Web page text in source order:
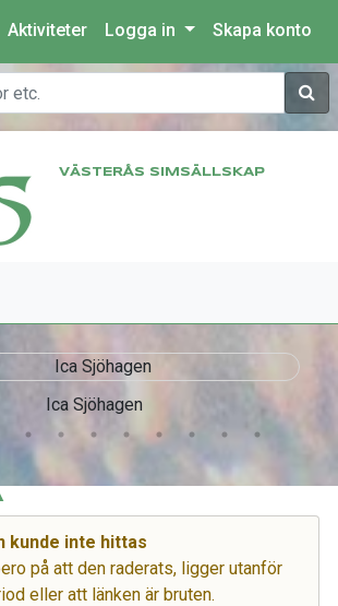
Aktiviteter Logga in Skapa konto
Sök
VÄSTERÅS SIMSÄLLSKAP
Ica Sjöhagen
kunde inte hittas
på att den raderats, ligger utanför
eller att länken är bruten.